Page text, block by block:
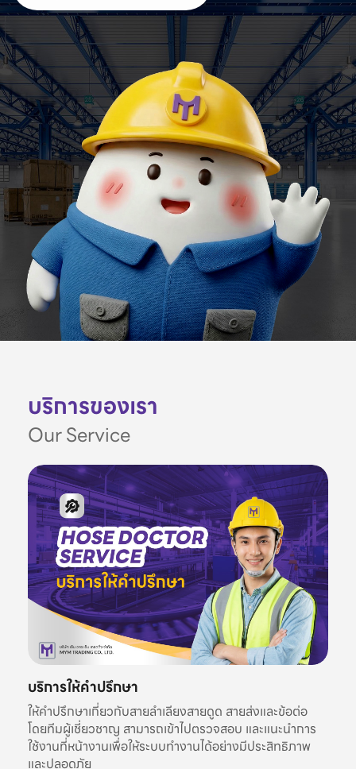
บริการของเรา
Our Service
บริการให้คำปรึกษา
ให้คำปรึกษาเกี่ยวกับสายลำเลียงสายดูด สายส่งและข้อต่อ
โดยทีมผู้เชี่ยวชาญ สามารถเข้าไปตรวจสอบ และแนะนำการ
ใช้งานที่หน้างานเพื่อให้ระบบทำงานได้อย่างมีประสิทธิภาพ
และปลอดภัย